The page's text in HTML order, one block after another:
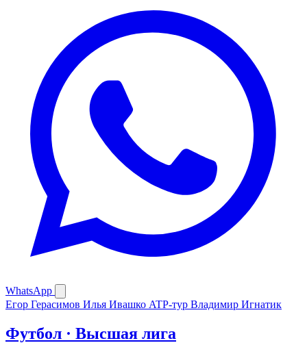
WhatsApp
Егор Герасимов Илья Ивашко ATP-тур Владимир Игнатик
Футбол · Высшая лига